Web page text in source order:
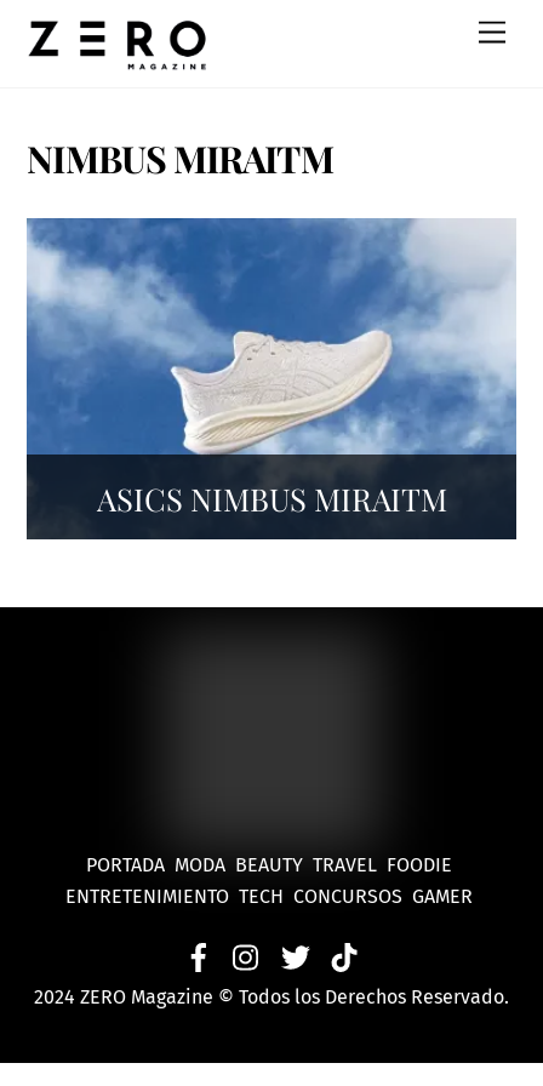
NIMBUS MIRAITM
ASICS NIMBUS MIRAITM
PORTADA MODA BEAUTY TRAVEL FOODIE
ENTRETENIMIENTO TECH CONCURSOS GAMER
2024 ZERO Magazine © Todos los Derechos Reservado.